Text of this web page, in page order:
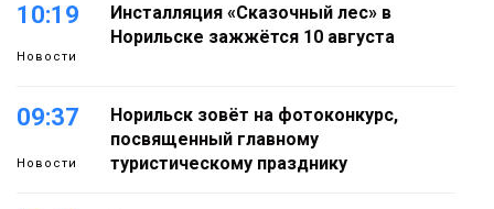
10:19
Новости
Инсталляция «Сказочный лес» в
Норильске зажжётся 10 августа
09:37
Новости
Норильск зовёт на фотоконкурс,
посвященный главному
туристическому празднику